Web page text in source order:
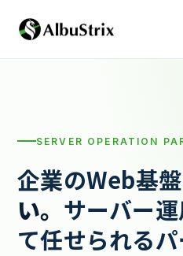
SERVER OPERATION
企業のWeb基盤
い。 サーバー運
て任せられるパ